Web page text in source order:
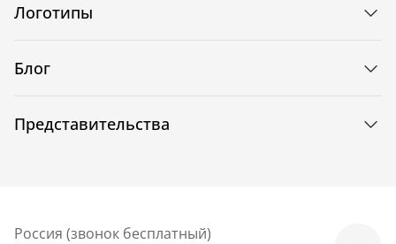
Логотипы
Блог
Представительства
Россия (звонок бесплатный)